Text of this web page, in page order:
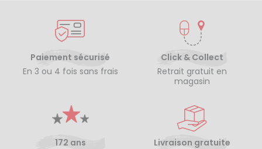
Paiement sécurisé
En 3 ou 4 fois sans frais
Click & Collect
Retrait gratuit en
magasin
172 ans
Livraison gratuite